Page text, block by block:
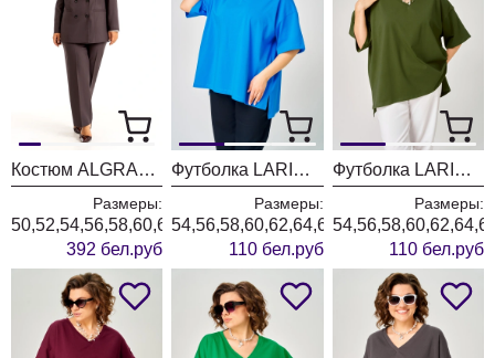
Костюм ALGRANDA (Новелла Шарм) 4175
Размеры:
50,52,54,56,58,60,62,64,66,68,70
392 бел.руб
Футболка LARINI 090 васильковый
Размеры:
54,56,58,60,62,64,66
110 бел.руб
Футболка LARINI 090 хаки
Размеры:
110 бел.руб